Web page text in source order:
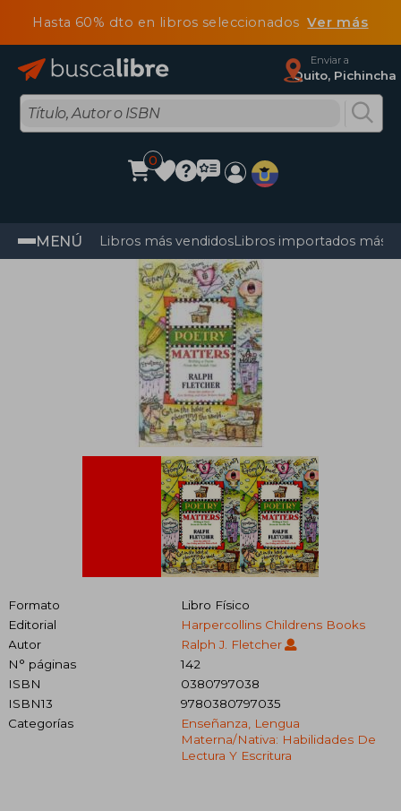
Hasta 60% dto en libros seleccionadosVer más
Enviar a
Quito, Pichincha
0
MENÚ Libros más vendidosLibros importados más
Formato
Libro Físico
Editorial
Harpercollins Childrens Books
Autor
Ralph J. Fletcher
N° páginas
142
ISBN
0380797038
ISBN13
9780380797035
Categorías
Enseñanza, Lengua
Materna/nativa: Habilidades De
Lectura Y Escritura